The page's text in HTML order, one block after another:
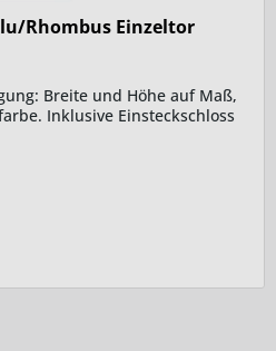
Rhombus Einzeltor
Breite und Höhe auf Maß,
Inklusive Einsteckschloss